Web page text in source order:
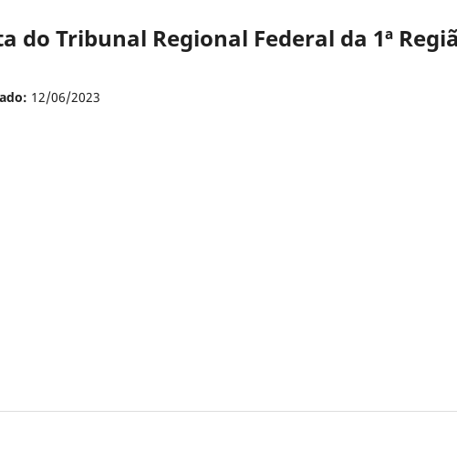
do Tribunal Regional Federal da 1ª
12/06/2023